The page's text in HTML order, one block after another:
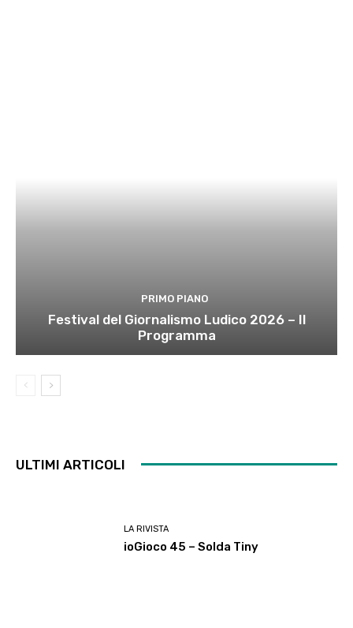
PRIMO PIANO
Festival del Giornalismo Ludico 2026 – Il
Programma
ULTIMI ARTICOLI
LA RIVISTA
ioGioco 45 – Solda Tiny